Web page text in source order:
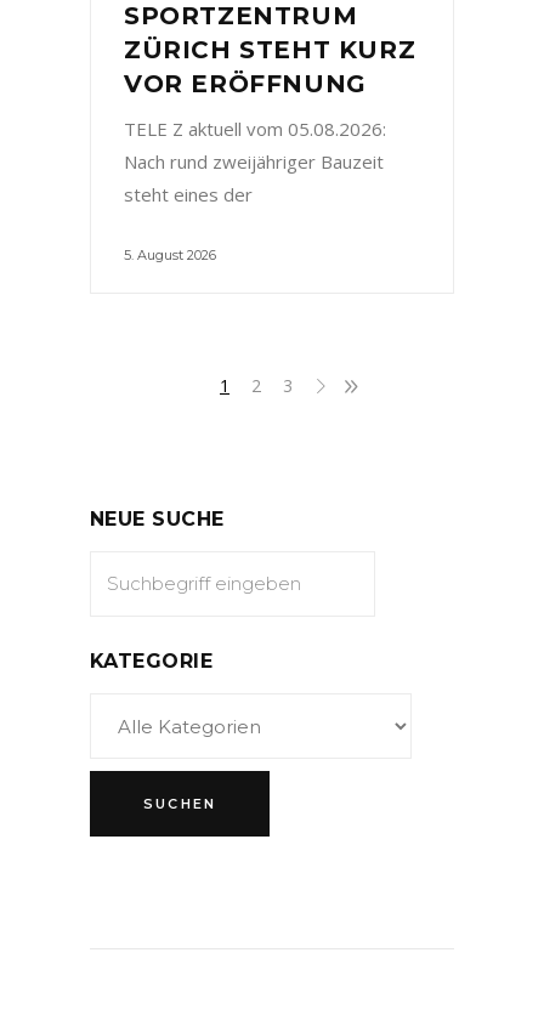
SPORTZENTRUM
ZÜRICH STEHT KURZ
VOR ERÖFFNUNG
TELE Z aktuell vom 05.08.2026:
Nach rund zweijähriger Bauzeit
steht eines der
5. August 2026
1 2 3
NEUE SUCHE
KATEGORIE